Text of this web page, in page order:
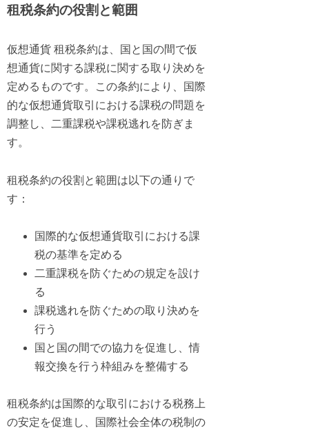
租税条約の役割と範囲
仮想通貨 租税条約は、国と国の間で仮
想通貨に関する課税に関する取り決めを
定めるものです。この条約により、国際
的な仮想通貨取引における課税の問題を
調整し、二重課税や課税逃れを防ぎま
す。
租税条約の役割と範囲は以下の通りで
す：
国際的な仮想通貨取引における課
税の基準を定める
二重課税を防ぐための規定を設け
る
課税逃れを防ぐための取り決めを
行う
国と国の間での協力を促進し、情
報交換を行う枠組みを整備する
租税条約は国際的な取引における税務上
の安定を促進し、国際社会全体の税制の